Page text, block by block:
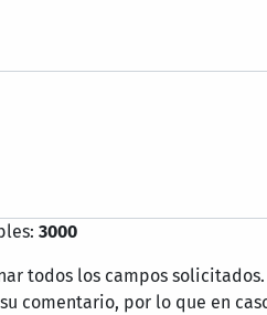
3000
todos los campos
comentario, por lo que en